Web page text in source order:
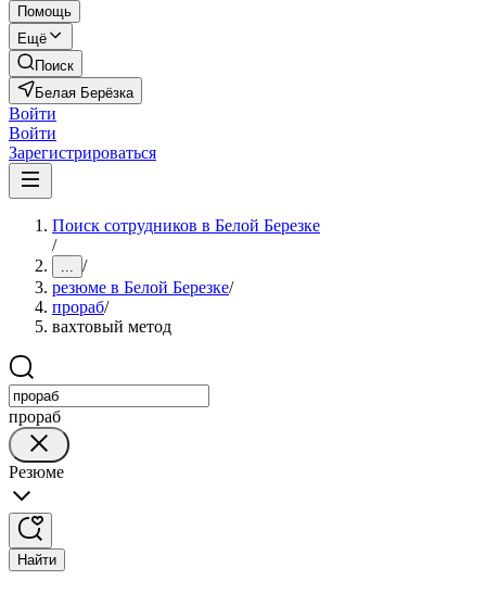
Помощь
Ещё
Поиск
Белая Берёзка
Войти
Войти
Зарегистрироваться
Поиск сотрудников в Белой Березке
/
... /
резюме в Белой Березке/
прораб/
вахтовый метод
прораб
Резюме
Найти